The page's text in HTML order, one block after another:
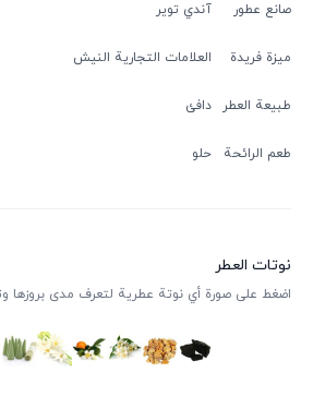
صانع عطور آندي توير
ميزة فريدة العلامات التجارية النيش
طبيعة العطر دافئ
طعم الرائحة حلو
نوتات العطر
اضغط على صورة أي نوتة عطرية لتعرف مدى بروزها